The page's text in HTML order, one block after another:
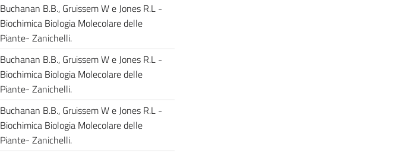
Buchanan B.B., Gruissem W e Jones R.L -
Biochimica Biologia Molecolare delle
Piante- Zanichelli.
Buchanan B.B., Gruissem W e Jones R.L -
Biochimica Biologia Molecolare delle
Piante- Zanichelli.
Buchanan B.B., Gruissem W e Jones R.L -
Biochimica Biologia Molecolare delle
Piante- Zanichelli.